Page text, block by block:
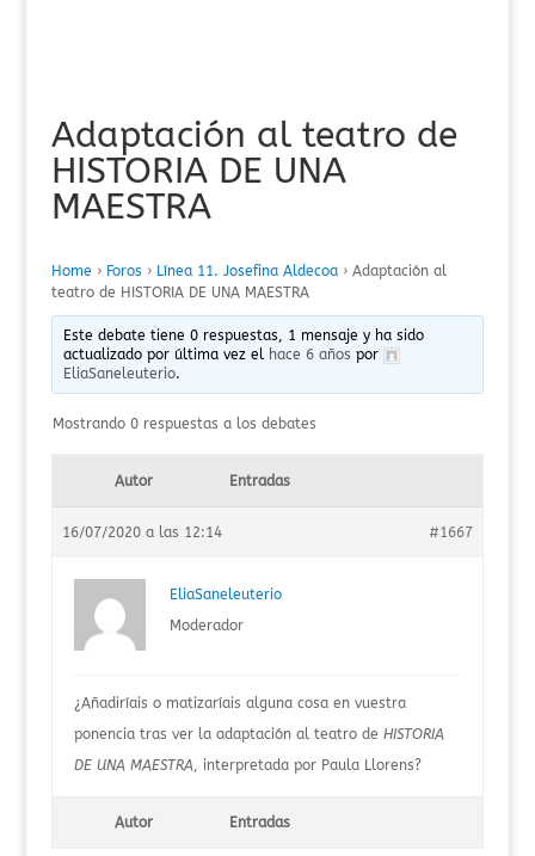
Adaptación al teatro de
HISTORIA DE UNA
MAESTRA
Home › Foros › Línea 11. Josefina Aldecoa › Adaptación al
teatro de HISTORIA DE UNA MAESTRA
Este debate tiene 0 respuestas, 1 mensaje y ha sido
actualizado por última vez el hace 6 años por
EliaSaneleuterio.
Mostrando 0 respuestas a los debates
Autor Entradas
16/07/2020 a las 12:14 #1667
EliaSaneleuterio
Moderador
¿Añadiríais o matizaríais alguna cosa en vuestra
ponencia tras ver la adaptación al teatro de HISTORIA
DE UNA MAESTRA, interpretada por Paula Llorens?
Autor Entradas